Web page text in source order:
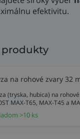
efektivitu.
produkty
na rohové zvary 32
(tryska, hubica) na
MAX-T65, MAX-T45 a
>10 ks